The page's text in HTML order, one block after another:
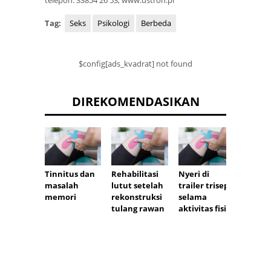
Tag: Seks Psikologi Berbeda
$config[ads_kvadrat] not found
DIREKOMENDASIKAN
Tinnitus dan
masalah
memori
Rehabilitasi
lutut setelah
rekonstruksi
tulang rawan
Nyeri di
trailer trisep
selama
aktivitas fisik